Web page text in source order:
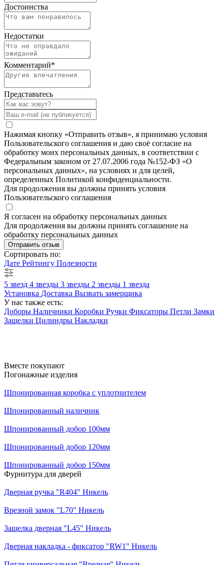
Достоинства
Недостатки
Комментарий*
Представьтесь
Нажимая кнопку «Отправить отзыв», я принимаю условия
Пользовательского соглашения и даю своё согласие на
обработку моих персональных данных, в соответствии с
Федеральным законом от 27.07.2006 года №152-ФЗ «О
персональных данных», на условиях и для целей,
определенных Политикой конфиденциальности.
Для продолжения вы должны принять условия
Пользовательского соглашения
Я согласен на обработку персональных данных
Для продолжения вы должны принять соглашение на
обработку персональных данных
Отправить отзыв
Сортировать по:
Дате Рейтингу Полезности
5 звезд 4 звезды 3 звезды 2 звезды 1 звезда
Установка Доставка Вызвать замерщика
У нас также есть:
Доборы Наличники Коробки Ручки Фиксаторы Петли Замки
Защелки Цилиндры Накладки
Вместе покупают
Погонажные изделия
Шпонированная коробка с уплотнителем
Шпонированный наличник
Шпонированный добор 100мм
Шпонированный добор 120мм
Шпонированный добор 150мм
Фурнитура для дверей
Дверная ручка "R404" Никель
Врезной замок "L70" Никель
Защелка дверная "L45" Никель
Дверная накладка - фиксатор "RW1" Никель